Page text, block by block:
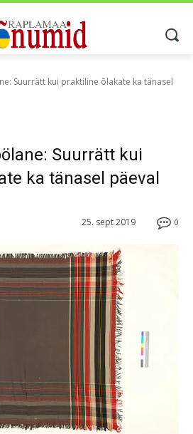
Suurrätt kui praktiline õlakate ka tänasel
Suurrätt kui
ka tänasel päeval
0
25. sept 2019